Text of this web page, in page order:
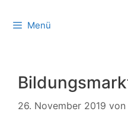
Menü
26. November 2019 von